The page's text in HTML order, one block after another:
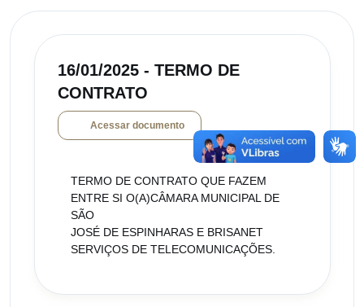
16/01/2025 - TERMO DE
CONTRATO
Acessar documento
TERMO DE CONTRATO QUE FAZEM
ENTRE SI O(A)CÂMARA MUNICIPAL DE
SÃO
JOSÉ DE ESPINHARAS E BRISANET
SERVIÇOS DE TELECOMUNICAÇÕES.